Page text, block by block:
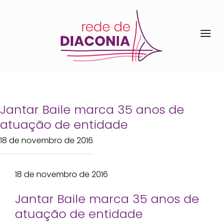
Jantar Baile marca 35 anos de
atuação de entidade
18 de novembro de 2016
18 de novembro de 2016
Jantar Baile marca 35 anos de
atuação de entidade